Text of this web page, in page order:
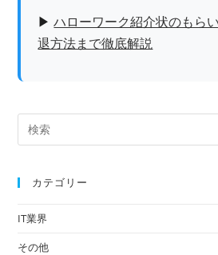
▶ハローワーク紹介状のもら
退方法まで徹底解説
カテゴリー
IT業界
その他